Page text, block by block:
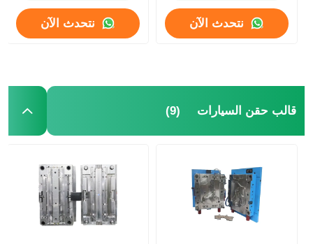
المنتجات
عرض الواقع الافتراضي
حول بنا
نتحدث الآن نتحدث الآن
قالب حقن السيارات (9)